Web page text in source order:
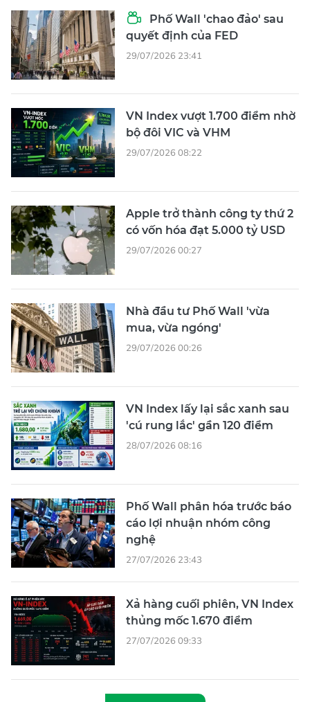
Phố Wall 'chao đảo' sau
quyết định của FED
29/07/2026 23:41
VN Index vượt 1.700 điểm nhờ
bộ đôi VIC và VHM
29/07/2026 08:22
Apple trở thành công ty thứ 2
có vốn hóa đạt 5.000 tỷ USD
29/07/2026 00:27
Nhà đầu tư Phố Wall 'vừa
mua, vừa ngóng'
29/07/2026 00:26
VN Index lấy lại sắc xanh sau
'cú rung lắc' gần 120 điểm
28/07/2026 08:16
Phố Wall phân hóa trước báo
cáo lợi nhuận nhóm công
nghệ
27/07/2026 23:43
Xả hàng cuối phiên, VN Index
thủng mốc 1.670 điểm
27/07/2026 09:33